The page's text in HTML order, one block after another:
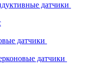
датчики
датчики
датчики